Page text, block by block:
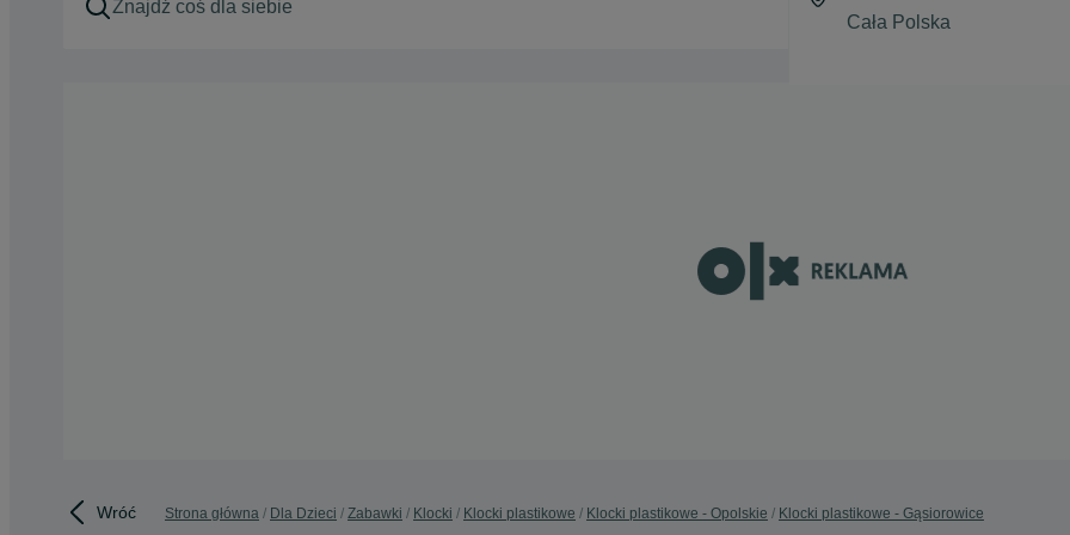
Wróć Strona główna Dla Dzieci Zabawki Klocki Klocki plastikowe Klocki plastikowe - Opolskie Klocki plastikowe - Gąsiorowice